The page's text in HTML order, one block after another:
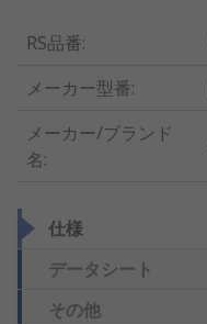
RS品番:
メーカー型番:
メーカー/ブランド
名:
仕様
データシート
その他